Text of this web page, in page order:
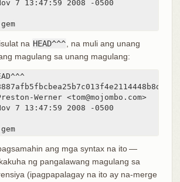
7 13:47:59 2008 -0500
na HEAD^^^ , na muli ang unang
magulang sa unang magulang:
Werner <tom@mojombo.com>
7 13:47:59 2008 -0500
ang mga syntax na ito —
ng pangalawang magulang sa
(ipagpapalagay na ito ay na-merge